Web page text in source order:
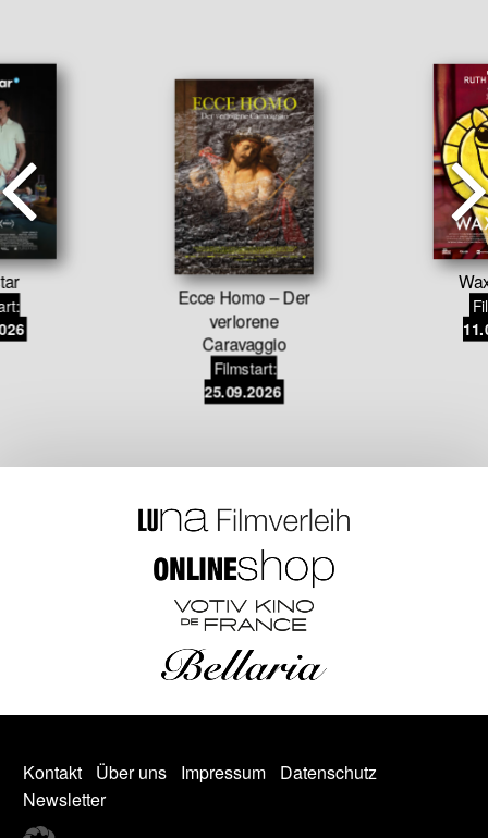
Ecce Homo – Der
verlorene
Caravaggio
Filmstart:
25.09.2026
Kontakt Über uns Impressum
Datenschutz
Newsletter